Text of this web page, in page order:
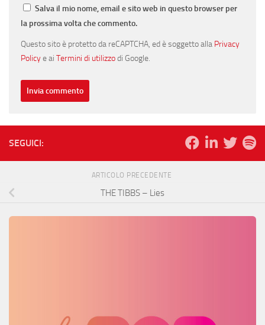
Salva il mio nome, email e sito web in questo browser per
la prossima volta che commento.
Questo sito è protetto da reCAPTCHA, ed è soggetto alla Privacy
Policye ai Termini di utilizzodi Google.
SEGUICI:
ARTICOLO PRECEDENTE
THE TIBBS – Lies